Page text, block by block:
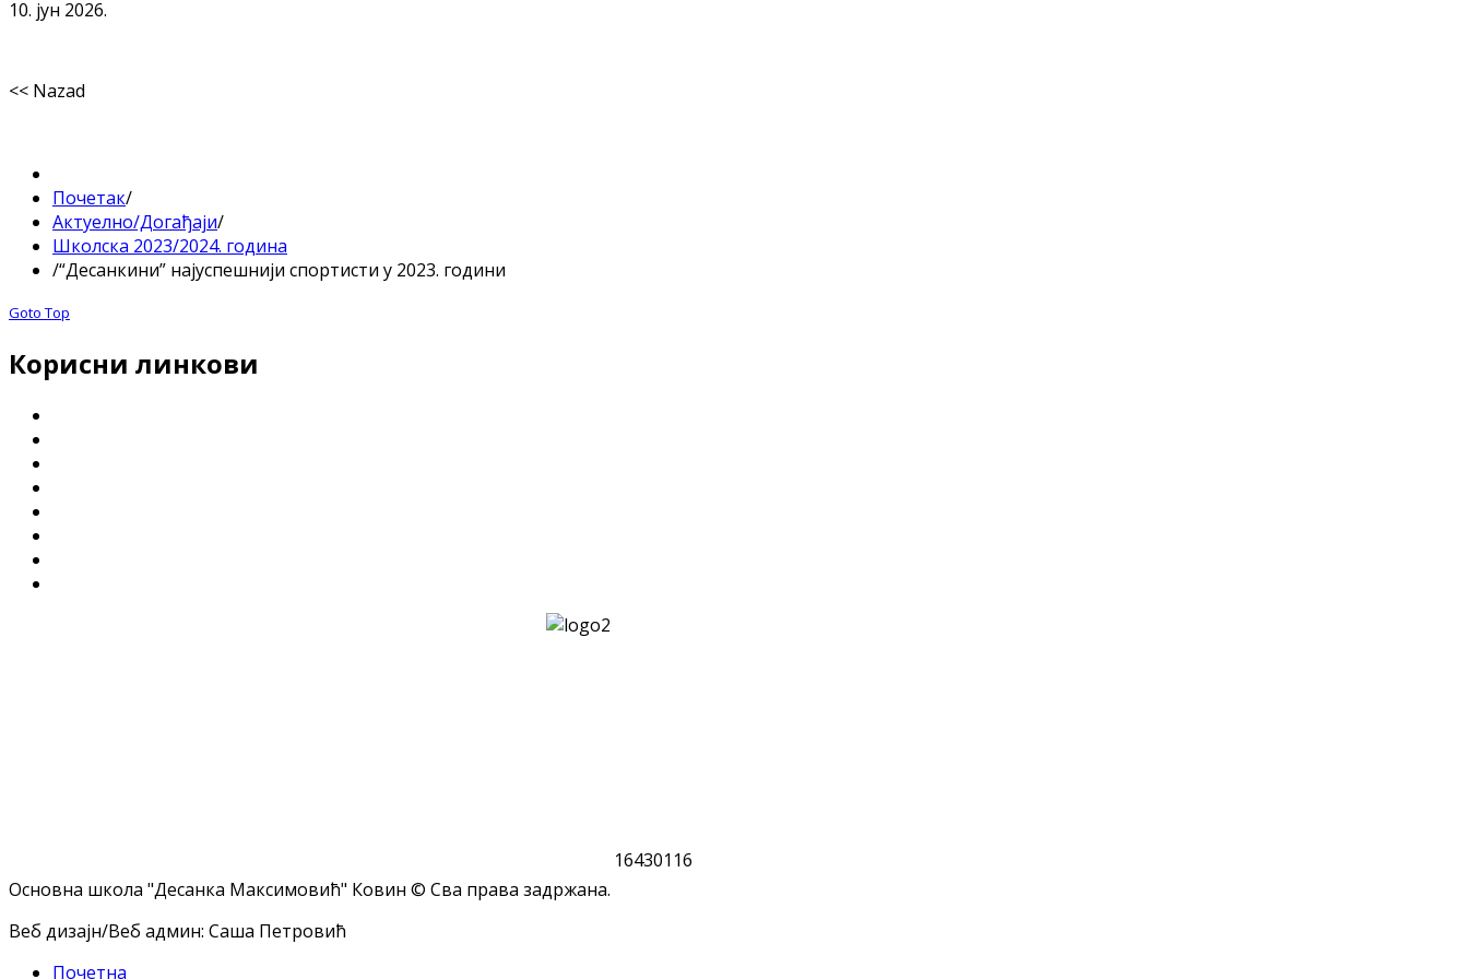
10. јун 2026.
<< Nazad
Почетак/
Актуелно/Догађаји/
Школска 2023/2024. година
/“Десанкини” најуспешнији спортисти у 2023. години
Goto Top
Корисни линкови
164301 16
Основна школа "Десанка Максимовић" Ковин © Сва права задржана.
Веб дизајн/Веб админ: Саша Петровић
Почетна